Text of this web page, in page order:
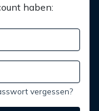
haben:
vergessen?